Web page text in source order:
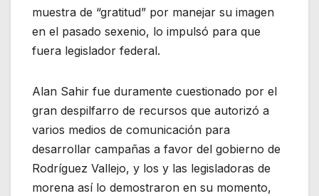
muestra de “gratitud” por manejar su imagen
en el pasado sexenio, lo impulsó para que
fuera legislador federal.
Alan Sahir fue duramente cuestionado por el
gran despilfarro de recursos que autorizó a
varios medios de comunicación para
desarrollar campañas a favor del gobierno de
Rodríguez Vallejo, y los y las legisladoras de
morena así lo demostraron en su momento,